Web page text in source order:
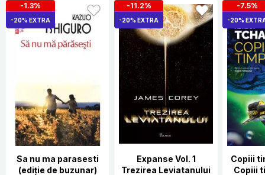
-1.3%
-20% EXTRA
Sa nu ma parasesti
(ediţie de buzunar)
-11.2%
-20% EXTRA
Expanse Vol. 1
Trezirea Leviatanului
-7.5%
-20%
Copiii
Copiii